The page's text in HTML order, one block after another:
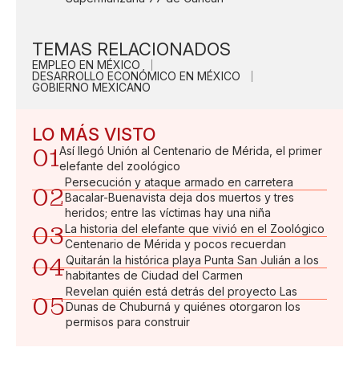
TEMAS RELACIONADOS
EMPLEO EN MÉXICO
DESARROLLO ECONÓMICO EN MÉXICO
GOBIERNO MEXICANO
LO MÁS VISTO
01Así llegó Unión al Centenario de Mérida, el primer
elefante del zoológico
02
Persecución y ataque armado en carretera
Bacalar-Buenavista deja dos muertos y tres
heridos; entre las víctimas hay una niña
03La historia del elefante que vivió en el Zoológico
Centenario de Mérida y pocos recuerdan
04Quitarán la histórica playa Punta San Julián a los
habitantes de Ciudad del Carmen
05
Revelan quién está detrás del proyecto Las
Dunas de Chuburná y quiénes otorgaron los
permisos para construir